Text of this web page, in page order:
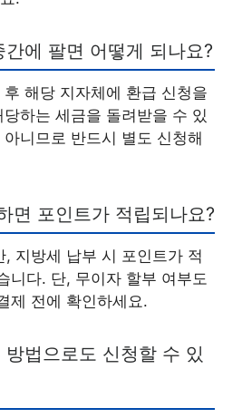
에 팔면 어떻게 되나요?
후 해당 지자체에 환급 신청을
하는 세금을 돌려받을 수 있
니므로 반드시 별도 신청해
면 포인트가 적립되나요?
, 지방세 납부 시 포인트가 적
니다. 단, 무이자 할부 여부도
제 전에 확인하세요.
법으로도 신청할 수 있